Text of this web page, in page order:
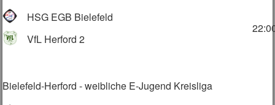
HSG EGB Bielefeld
VfL Herford 2
Bielefeld-Herford - weibliche E-Jugend Kreisliga